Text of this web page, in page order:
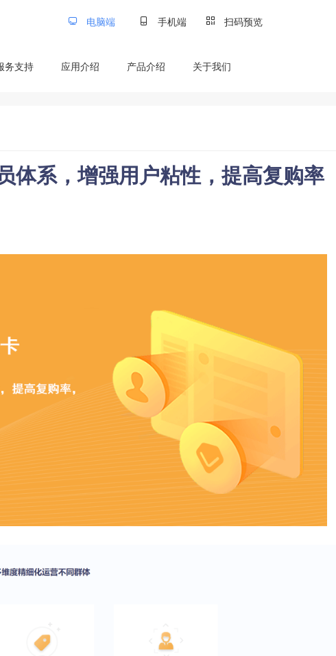
电脑端 手机端 扫码预览
务支持 应用介绍 产品介绍 关于我们
体系，增强用户粘性，提高复购率